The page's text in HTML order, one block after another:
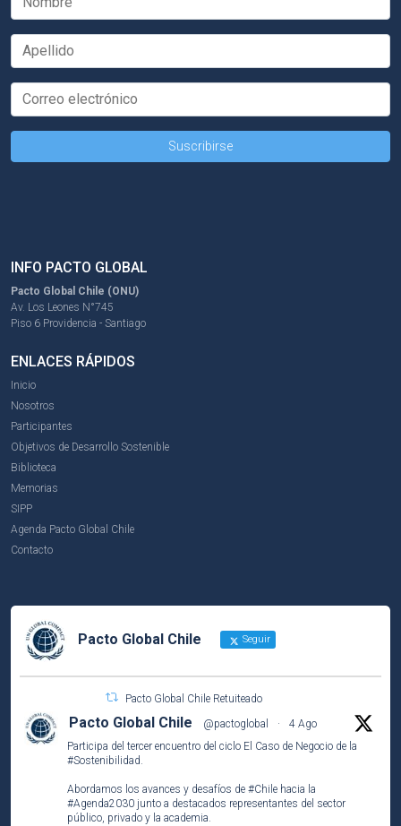
INFO PACTO GLOBAL
Pacto Global Chile (ONU)
Av. Los Leones N°745
Piso 6 Providencia - Santiago
ENLACES RÁPIDOS
Inicio
Nosotros
Participantes
Objetivos de Desarrollo Sostenible
Biblioteca
Memorias
SIPP
Agenda Pacto Global Chile
Contacto
Pacto Global Chile Seguir
Pacto Global Chile Retuiteado
Pacto Global Chile @pactoglobal ·
4 Ago
Participa del tercer encuentro del ciclo El Caso de Negocio de la
#Sostenibilidad
Abordamos los avances y desafíos de #Chile hacia la
#Agenda2030 junto a destacados representantes del sector
público, privado y la academia.